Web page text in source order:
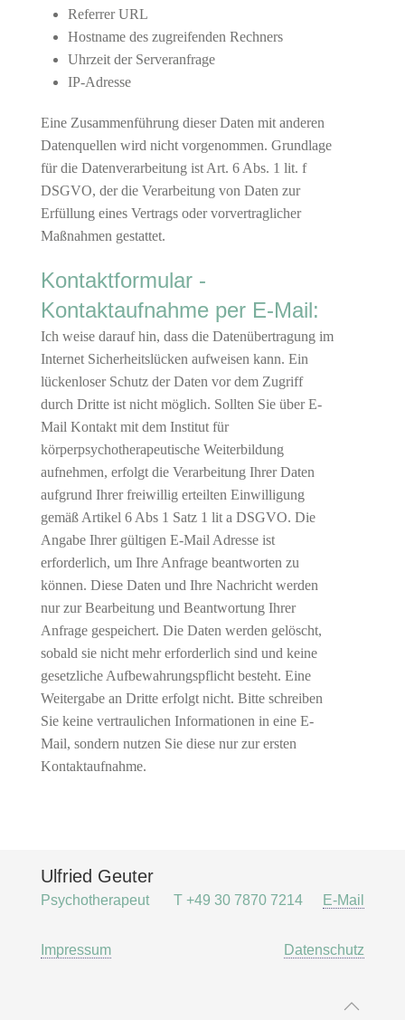
Referrer URL
Hostname des zugreifenden Rechners
Uhrzeit der Serveranfrage
IP-Adresse
Eine Zusammenführung dieser Daten mit anderen
Datenquellen wird nicht vorgenommen. Grundlage
für die Datenverarbeitung ist Art. 6 Abs. 1 lit. f
DSGVO, der die Verarbeitung von Daten zur
Erfüllung eines Vertrags oder vorvertraglicher
Maßnahmen gestattet.
Kontaktformular -
Kontaktaufnahme per E-Mail:
Ich weise darauf hin, dass die Datenübertragung im
Internet Sicherheitslücken aufweisen kann. Ein
lückenloser Schutz der Daten vor dem Zugriff
durch Dritte ist nicht möglich. Sollten Sie über E-
Mail Kontakt mit dem Institut für
körperpsychotherapeutische Weiterbildung
aufnehmen, erfolgt die Verarbeitung Ihrer Daten
aufgrund Ihrer freiwillig erteilten Einwilligung
gemäß Artikel 6 Abs 1 Satz 1 lit a DSGVO. Die
Angabe Ihrer gültigen E-Mail Adresse ist
erforderlich, um Ihre Anfrage beantworten zu
können. Diese Daten und Ihre Nachricht werden
nur zur Bearbeitung und Beantwortung Ihrer
Anfrage gespeichert. Die Daten werden gelöscht,
sobald sie nicht mehr erforderlich sind und keine
gesetzliche Aufbewahrungspflicht besteht. Eine
Weitergabe an Dritte erfolgt nicht. Bitte schreiben
Sie keine vertraulichen Informationen in eine E-
Mail, sondern nutzen Sie diese nur zur ersten
Kontaktaufnahme.
Ulfried Geuter
Psychotherapeut T +49 30 7870 7214 E-Mail
Impressum Datenschutz